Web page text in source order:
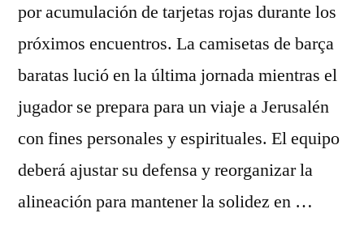
por acumulación de tarjetas rojas durante los
próximos encuentros. La camisetas de barça
baratas lució en la última jornada mientras el
jugador se prepara para un viaje a Jerusalén
con fines personales y espirituales. El equipo
deberá ajustar su defensa y reorganizar la
alineación para mantener la solidez en …